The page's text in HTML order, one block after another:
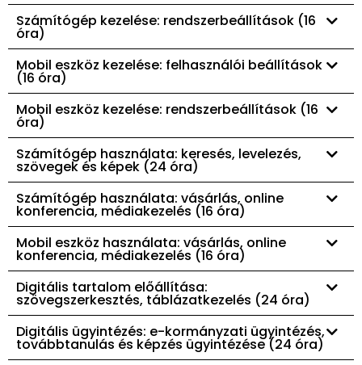
Számítógép kezelése: rendszerbeállítások (16
óra)
Mobil eszköz kezelése: felhasználói beállítások
(16 óra)
Mobil eszköz kezelése: rendszerbeállítások (16
óra)
Számítógép használata: keresés, levelezés,
szövegek és képek (24 óra)
Számítógép használata: vásárlás, online
konferencia, médiakezelés (16 óra)
Mobil eszköz használata: vásárlás, online
konferencia, médiakezelés (16 óra)
Digitális tartalom előállítása:
szövegszerkesztés, táblázatkezelés (24 óra)
Digitális ügyintézés: e-kormányzati ügyintézés,
továbbtanulás és képzés ügyintézése (24 óra)